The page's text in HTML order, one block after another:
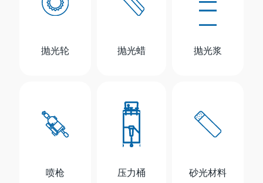
抛光轮 抛光蜡 抛光浆
喷枪 压力桶 砂光材料